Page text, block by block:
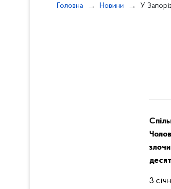
Головна Новини У
3